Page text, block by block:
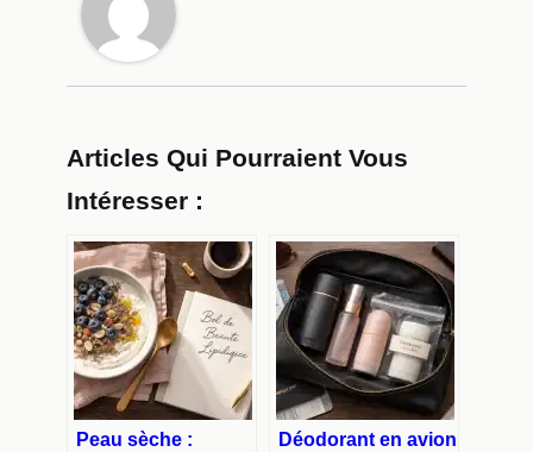
Articles Qui Pourraient Vous
Intéresser :
Peau sèche :
Déodorant en avion